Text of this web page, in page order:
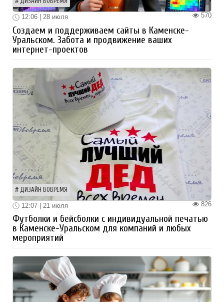
570
12:06 | 28 июля
Создаем и поддерживаем сайты в Каменске-
Уральском. Забота и продвижение ваших
интернет-проектов
ДИЗАЙН ВОВРЕМЯ
826
12:07 | 21 июля
Футболки и бейсболки с индивидуальной печатью
в Каменске-Уральском для компаний и любых
мероприятий